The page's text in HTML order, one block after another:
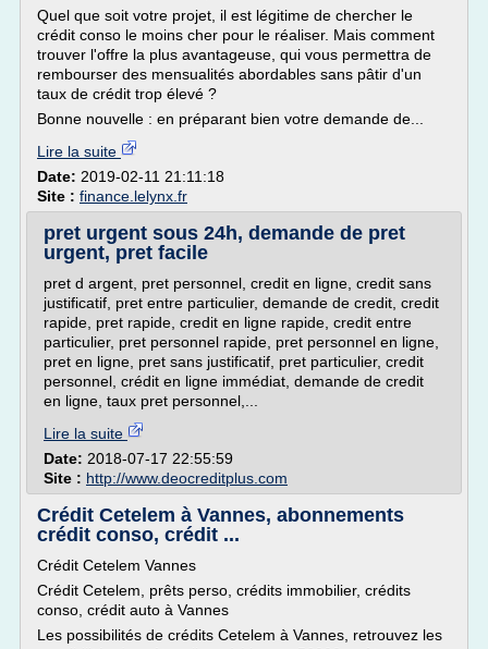
Quel que soit votre projet, il est légitime de chercher le
crédit conso le moins cher pour le réaliser. Mais comment
trouver l'offre la plus avantageuse, qui vous permettra de
rembourser des mensualités abordables sans pâtir d'un
taux de crédit trop élevé ?
Bonne nouvelle : en préparant bien votre demande de...
Lire la suite
Date: 2019-02-11 21:11:18
Site : finance.lelynx.fr
pret urgent sous 24h, demande de pret
urgent, pret facile
pret d argent, pret personnel, credit en ligne, credit sans
justificatif, pret entre particulier, demande de credit, credit
rapide, pret rapide, credit en ligne rapide, credit entre
particulier, pret personnel rapide, pret personnel en ligne,
pret en ligne, pret sans justificatif, pret particulier, credit
personnel, crédit en ligne immédiat, demande de credit
en ligne, taux pret personnel,...
Lire la suite
Date: 2018-07-17 22:55:59
Site : http://www.deocreditplus.com
Crédit Cetelem à Vannes, abonnements
crédit conso, crédit ...
Crédit Cetelem Vannes
Crédit Cetelem, prêts perso, crédits immobilier, crédits
conso, crédit auto à Vannes
Les possibilités de crédits Cetelem à Vannes, retrouvez les